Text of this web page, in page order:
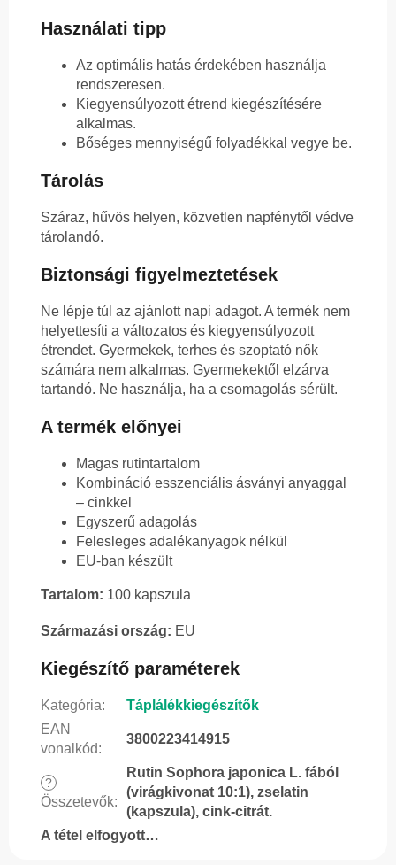
Használati tipp
Az optimális hatás érdekében használja
rendszeresen.
Kiegyensúlyozott étrend kiegészítésére
alkalmas.
Bőséges mennyiségű folyadékkal vegye be.
Tárolás
Száraz, hűvös helyen, közvetlen napfénytől védve
tárolandó.
Biztonsági figyelmeztetések
Ne lépje túl az ajánlott napi adagot. A termék nem
helyettesíti a változatos és kiegyensúlyozott
étrendet. Gyermekek, terhes és szoptató nők
számára nem alkalmas. Gyermekektől elzárva
tartandó. Ne használja, ha a csomagolás sérült.
A termék előnyei
Magas rutintartalom
Kombináció esszenciális ásványi anyaggal
– cinkkel
Egyszerű adagolás
Felesleges adalékanyagok nélkül
EU-ban készült
Tartalom: 100 kapszula
Származási ország: EU
Kiegészítő paraméterek
Kategória:
Táplálékkiegészítők
EAN
vonalkód:
3800223414915
?
Összetevők:
Rutin Sophora japonica L. fából
(virágkivonat 10:1), zselatin
(kapszula), cink-citrát.
A tétel elfogyott…